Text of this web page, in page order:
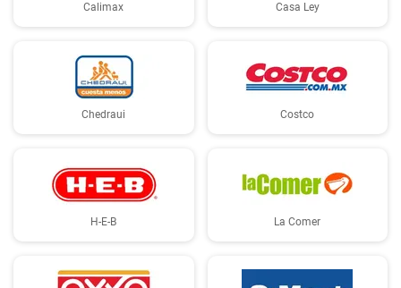
Calimax Casa Ley
Chedraui Costco
H-E-B La Comer